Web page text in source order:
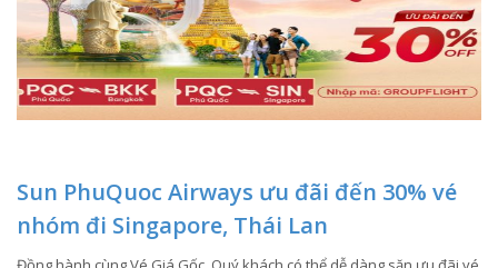
Sun PhuQuoc Airways ưu đãi đến 30% vé
nhóm đi Singapore, Thái Lan